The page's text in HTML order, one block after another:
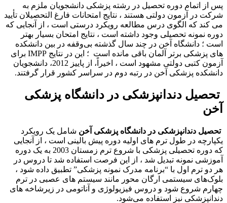
پس از اتمام دوره تحصیل در رشته پزشکی دانشجویان ملزم به
شرکت در آزمون دولتی هستند ، نتایج امتحانات فارغ التحصیلان تأیید
می کند که الگوی درس مطالعه رویکرد درستی است ، از آنجایی که
دوره نمونه تحصیلی وجود داشته است ، نتایج امتحان بسیار بهتر
است ؛ دانشگاه آخن در چند سال گذشته بی‌وقفه در بین دانشکده
‌های پزشکی برتر آلمان باقی مانده است ؛ این در نتایج IMPP برای
آزمون کتبی دولتی مشهود است ، اخیراً، از پاییز 2012، دانشجویان
دانشکده پزشکی آخن در رتبه دوم در سراسر کشور قرار گرفتند.
تحصیل دندانپزشکی در دانشگاه پزشکی
آخن
تحصیل دندانپزشکی در دانشگاه پزشکی آخن شامل یک رویکرد
یکپارچه در طول ترم های اولیه دوره پیش بالینی است ، از آنجایی
که دوره تحصیلی پزشکی با شروع ترم زمستان 2003 به یک دوره
آموزشی نمونه تبدیل شد ، از این فرصت استفاده شد تا دروس در
هر دو ترم اول با “برنامه مدرک نمونه پزشکی” تطبیق داده شود ،
بلوک‌های سیستمی ارگان‌ محور مانند سیستم‌ های عصبی در ترم
چهارم شروع شود و دروس فیزیولوژی و آناتومی در زیرشاخه‌ های
دندانپزشکی نیز استفاده می‌شود.